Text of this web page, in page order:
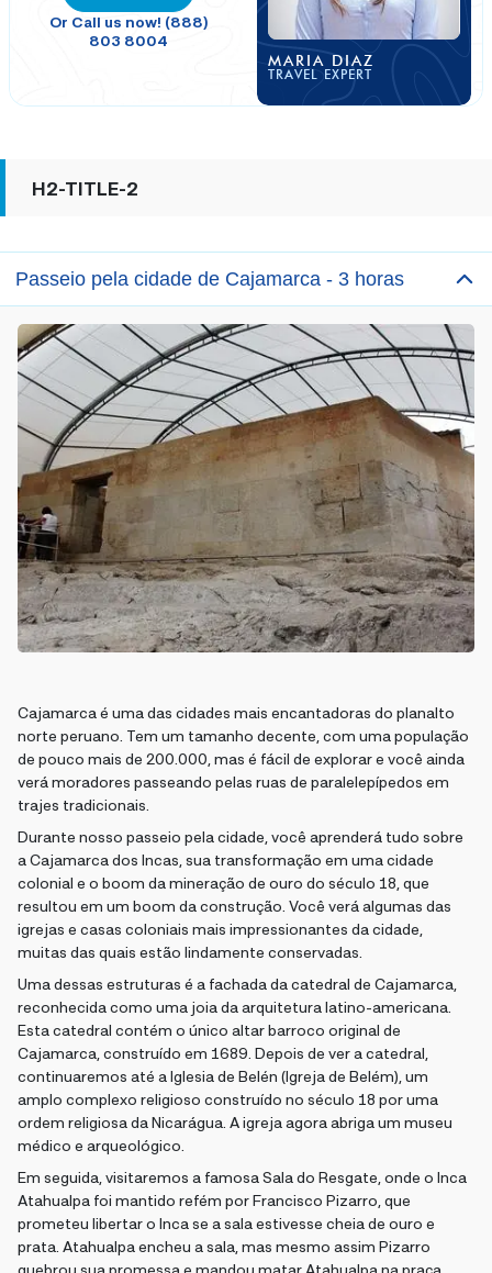
Or Call us now! (888)
803 8004
MARIA DIAZ
TRAVEL EXPERT
H2-TITLE-2
Passeio pela cidade de Cajamarca - 3 horas
Cajamarca é uma das cidades mais encantadoras do planalto
norte peruano. Tem um tamanho decente, com uma população
de pouco mais de 200.000, mas é fácil de explorar e você ainda
verá moradores passeando pelas ruas de paralelepípedos em
trajes tradicionais.
Durante nosso passeio pela cidade, você aprenderá tudo sobre
a Cajamarca dos Incas, sua transformação em uma cidade
colonial e o boom da mineração de ouro do século 18, que
resultou em um boom da construção. Você verá algumas das
igrejas e casas coloniais mais impressionantes da cidade,
muitas das quais estão lindamente conservadas.
Uma dessas estruturas é a fachada da catedral de Cajamarca,
reconhecida como uma joia da arquitetura latino-americana.
Esta catedral contém o único altar barroco original de
Cajamarca, construído em 1689. Depois de ver a catedral,
continuaremos até a Iglesia de Belén (Igreja de Belém), um
amplo complexo religioso construído no século 18 por uma
ordem religiosa da Nicarágua. A igreja agora abriga um museu
médico e arqueológico.
Em seguida, visitaremos a famosa Sala do Resgate, onde o Inca
Atahualpa foi mantido refém por Francisco Pizarro, que
prometeu libertar o Inca se a sala estivesse cheia de ouro e
prata. Atahualpa encheu a sala, mas mesmo assim Pizarro
quebrou sua promessa e mandou matar Atahualpa na praça